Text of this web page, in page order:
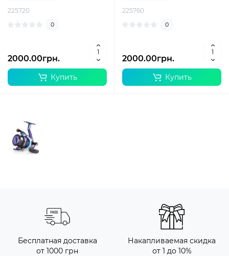
225720
0
2000.00грн.
Купить
225760
0
2000.00грн.
Купить
Бесплатная доставка
от 1000 грн
Накапливаемая скидка
от 1 до 10%